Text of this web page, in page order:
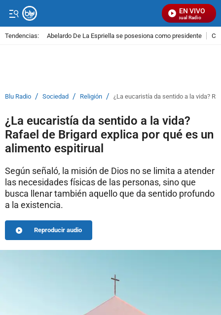
EN VIVO
Señal Visual Radio
Tendencias: Abelardo De La Espriella se posesiona como presidente
Blu Radio / Sociedad / Religión / ¿La eucaristía da sentido a la vida?
¿La eucaristía da sentido a la vida?
Rafael de Brigard explica por qué es un
alimento espitirual
Según señaló, la misión de Dios no se limita a atender
las necesidades físicas de las personas, sino que
busca llenar también aquello que da sentido profundo
a la existencia.
Reproducir audio